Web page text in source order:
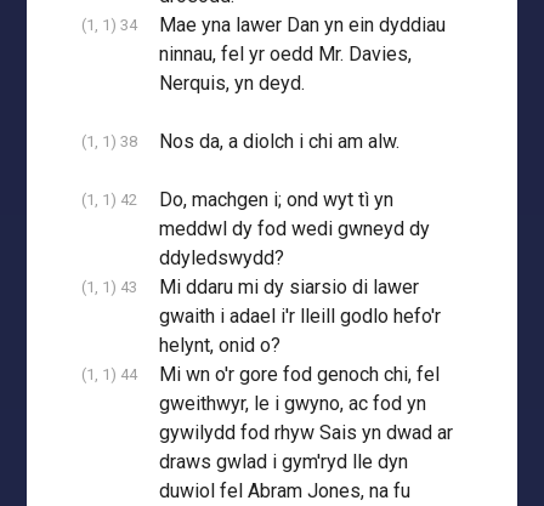
(1, 1) 34
Mae yna lawer Dan yn ein dyddiau
ninnau, fel yr oedd Mr. Davies,
Nerquis, yn deyd.
(1, 1) 38 Nos da, a diolch i chi am alw.
(1, 1) 42
Do, machgen i; ond wyt tì yn
meddwl dy fod wedi gwneyd dy
ddyledswydd?
(1, 1) 43
Mi ddaru mi dy siarsio di lawer
gwaith i adael i'r lleill godlo hefo'r
helynt, onid o?
(1, 1) 44
Mi wn o'r gore fod genoch chi, fel
gweithwyr, le i gwyno, ac fod yn
gywilydd fod rhyw Sais yn dwad ar
draws gwlad i gym'ryd lle dyn
duwiol fel Abram Jones, na fu